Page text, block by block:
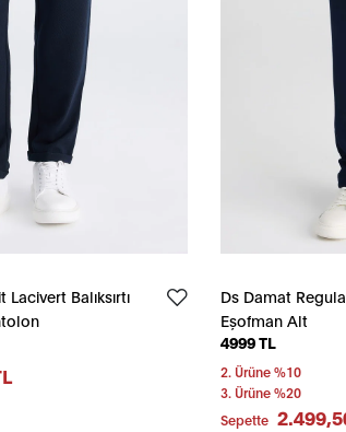
Balıksırtı
Ds Damat
Eşofman Alt
4999 TL
2. Ürüne %10
3. Ürüne %20
Sepette